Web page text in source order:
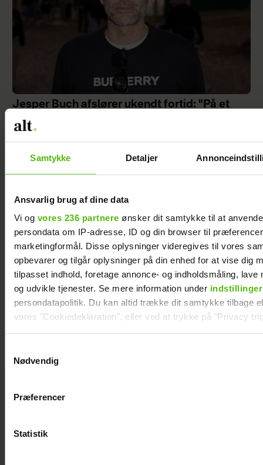
Samtykke Detaljer
Ansvarlig brug af dine data
Vi og vores 236 partnere ønsker dit samtykke til at
persondata om IP-adresse, ID og din browser til
marketingformål. Disse oplysninger videregives til vores
opbevarer og tilgår oplysninger på din enhed for at vise dig
tilpasset indhold, foretage annonce- og indholdsmåling, lave
og udvikle tjenester. Se mere information under indstillinger
persondatapolitik. Du kan altid trække dit samtykke tilbage
vores "Cookiedeklaration", eller ved at trykke på "Privacy
Vi anvender egne cookies og cookies fra tredjeparter til at
generere statistik og huske dine præferencer samt til brug
Nødvendig
Præferencer
Statistik
Jesper Buch afslører ukendt fortid: "På et
Steen Langeberg på kærestedate: Gør det
første gang med konen